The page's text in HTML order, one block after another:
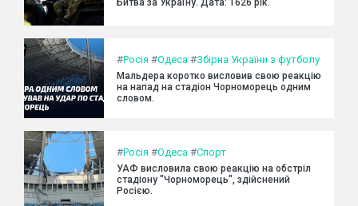
#Росія #Одеса #Збірна України з футболу
Мальдера коротко висловив свою реакцію
на напад на стадіон Чорноморець одним
словом.
#Росія #Одеса #Спорт
УАФ висловила свою реакцію на обстріл
стадіону "Чорноморець", здійснений
Росією.